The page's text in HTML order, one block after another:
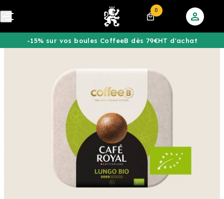
0
-15% sur vos boules CoffeeB dès 79€HT d'achat